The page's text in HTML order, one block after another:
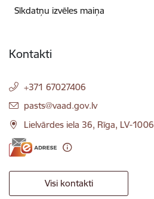
Sīkdatņu izvēles maiņa
Kontakti
+371 67027406
E-pasts:
pasts@vaad.gov.lv
Lielvārdes iela 36, Rīga, LV-1006
Visi kontakti